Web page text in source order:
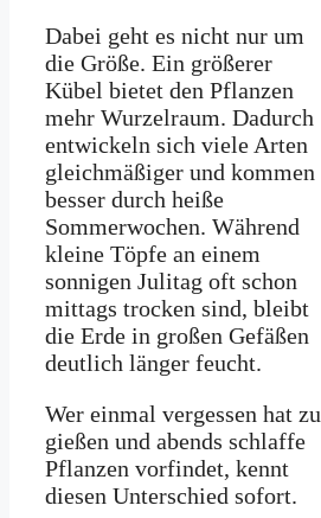
Dabei geht es nicht nur um
die Größe. Ein größerer
Kübel bietet den Pflanzen
mehr Wurzelraum. Dadurch
entwickeln sich viele Arten
gleichmäßiger und kommen
besser durch heiße
Sommerwochen. Während
kleine Töpfe an einem
sonnigen Julitag oft schon
mittags trocken sind, bleibt
die Erde in großen Gefäßen
deutlich länger feucht.
Wer einmal vergessen hat zu
gießen und abends schlaffe
Pflanzen vorfindet, kennt
diesen Unterschied sofort.